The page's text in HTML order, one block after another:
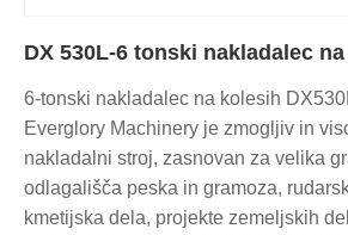
DX 530L-6 tonski nakladalec
6-tonski nakladalec na kolesih
Everglory Machinery je zmogljiv in
nakladalni stroj, zasnovan za velika
odlagališča peska in gramoza,
kmetijska dela, projekte zemeljskih